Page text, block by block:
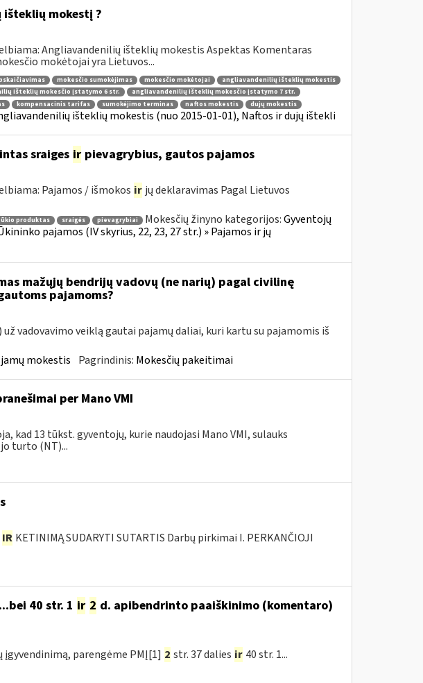
mokestį ?
Angliavandenilių išteklių mokestis Aspektas Komentaras
mokėtojai yra Lietuvos...
mokesčio sumokėjimas mokesčio mokėtojai
angliavandenilių išteklių mokestis
išteklių mokesčio įstatymo 6 str.
angliavandenilių išteklių mokesčio įstatymo 7 str.
kompensacinis tarifas sumokėjimo terminas naftos mokestis dujų mokestis
išteklių mokestis (nuo 2015-01-01), Naftos ir dujų ištekli
sraiges irpievagrybius, gautos pajamos
Pajamos / išmokos ir jų deklaravimas Pagal Lietuvos
ūkio produktas sraigės pievagrybiai Mokesčių žinyno kategorijos:Gyventojų
pajamos (IV skyrius, 22, 23, 27 str.) » Pajamos ir jų
mažųjų bendrijų vadovų (ne narių) pagal civilinę
pajamoms?
už vadovavimo veiklą gautai pajamų daliai, kuri kartu su pajamomis iš
mokestis Pagrindinis: Mokesčių pakeitimai
per Mano VMI
kad 13 tūkst. gyventojų, kurie naudojasi Mano VMI, sulauks
turto (NT)...
IR KETINIMĄ SUDARYTI SUTARTIS Darbų pirkimai I. PERKANČIOJI
40 str. 1 ir 2 d. apibendrinto paaiškinimo (komentaro)
parengėme PMĮ[1] 2 str. 37 dalies ir 40 str. 1...